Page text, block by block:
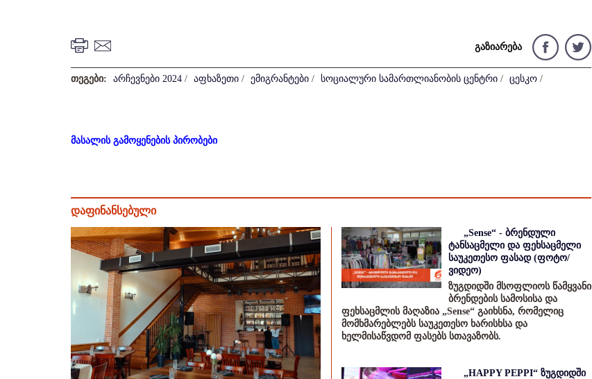
გაზიარება
თეგები: არჩევნები 2024 / აფხაზეთი / ემიგრანტები / სოციალური სამართლიანობის ცენტრი / ცესკო /
მასალის გამოყენების პირობები
დაფინანსებული
„Sense“ - ბრენდული
ტანსაცმელი და ფეხსაცმელი
საუკეთესო ფასად (ფოტო/
ვიდეო)
ზუგდიდში მსოფლიოს წამყვანი
ბრენდების სამოსისა და
ფეხსაცმლის მაღაზია „Sense“ გაიხსნა, რომელიც
მომხმარებლებს საუკეთესო ხარისხსა და
ხელმისაწვდომ ფასებს სთავაზობს.
„HAPPY PEPPI“ ზუგდიდში